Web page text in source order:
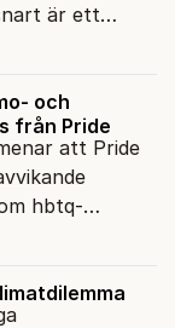
är ett
och
från Pride
att Pride
hbtq-
problem
säger
Saarinen.